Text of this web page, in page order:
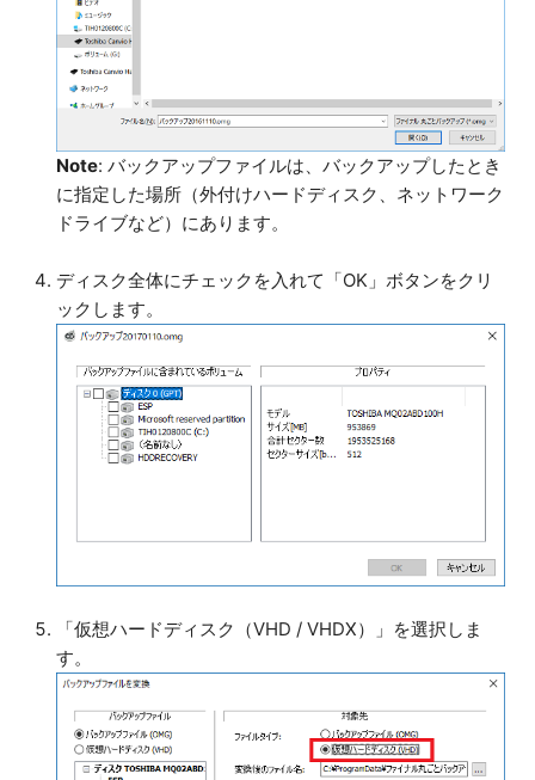
Note: バックアップファイルは、バックアップしたとき
に指定した場所（外付けハードディスク、ネットワーク
ドライブなど）にあります。
ディスク全体にチェックを入れて「OK」ボタンをクリ
ックします。
「仮想ハードディスク（VHD / VHDX）」を選択しま
す。